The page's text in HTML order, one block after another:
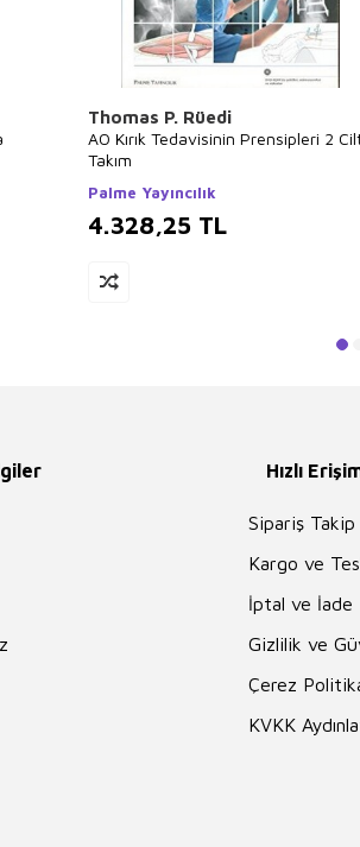
Thomas P. Rüedi
AO Kırık Tedavisinin Prensipleri 2
Takım
Palme Yayıncılık
4.328,25 TL
Hızlı
Sipariş Takip
Kargo ve
İptal ve İade
Gizlilik ve
Çerez
KVKK